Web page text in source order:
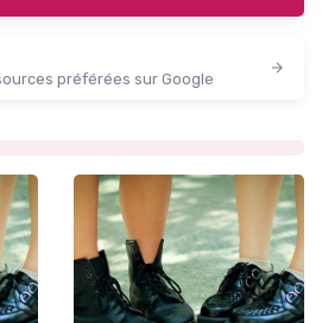
préférées sur Google